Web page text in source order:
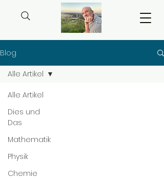
Blog
Alle Artikel
Dies und
Das
Mathematik
Physik
Chemie
Alle Artikel